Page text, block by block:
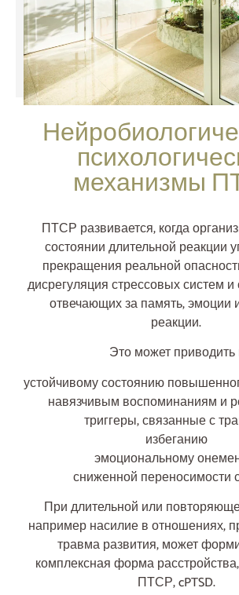
механизмы
ПТСР развивается, когда
состоянии длительной реакции
прекращения реальной
дисрегуляция стрессовых систем и
отвечающих за память, эмоции
реакции.
Это может приводить
устойчивому состоянию
навязчивым воспоминаниям и
триггеры, связанные с
избеганию
эмоциональному
сниженной переносимости
При длительной или
например насилие в отношениях,
травма развития, может
комплексная форма
ПТСР, cPTSD.